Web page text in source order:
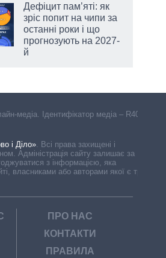
Дефіцит пам’яті: як
зріс попит на чипи за
останні роки і що
прогнозують на 2027-
й
медіа. Ідентифікатор медіа – R40-
і Діло» Всі права захищені і
Адміністрація сайту залишає за
з інформацією, яка
власниками або авторами якої є треті
ПРО НАС
КОНТАКТИ
ПРАВИЛА